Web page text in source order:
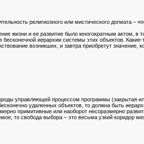
религиозного или мистического догмата –
жизни и ее развитие было многократным актом, в
иерархии системы этих объектов. Какие-
возникших, и завтра приобретут значение,
управляющей процессом программы (закрытая
удаленных объектов, то должна быть
примитивные или наоборот несоразмерно
то свобода выбора – это весьма узкий коридор